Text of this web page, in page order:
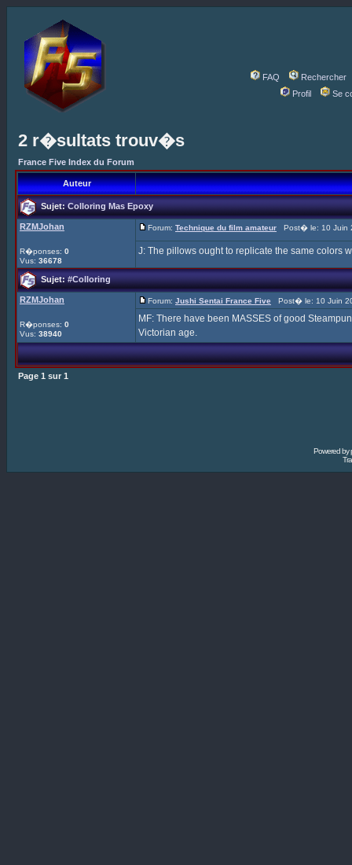
FAQ
Rechercher
Profil
Se
2 r�sultats trouv�s
France Five Index du Forum
Auteur
Sujet:Colloring Mas Epoxy
RZMJohan
R�ponses: 0
Vus: 36678
Forum: Technique du film amateur Post� le: 10 Juin
J: The pillows ought to replicate the same colors
Sujet:#Colloring
RZMJohan
R�ponses: 0
Vus: 38940
Forum: Jushi Sentai France Five Post� le: 10 Juin
MF: There have been MASSES of good
Victorian age.
Page 1 sur 1
Powered by